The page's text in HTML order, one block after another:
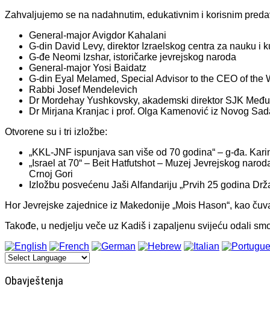
Zahvaljujemo se na nadahnutim, edukativnim i korisnim
General-major Avigdor Kahalani
G-din David Levy, direktor Izraelskog centra za nauku i
G-đe Neomi Izshar, istoričarke jevrejskog naroda
General-major Yosi Baidatz
G-din Eyal Melamed, Special Advisor to the CEO of the
Rabbi Josef Mendelevich
Dr Mordehay Yushkovsky, akademski direktor SJK
Dr Mirjana Kranjac i prof. Olga Kamenović iz Novog
Otvorene su i tri izložbe:
„KKL-JNF ispunjava san više od 70 godina“ – g-đa.
„Israel at 70“ – Beit Hatfutshot – Muzej Jevrejskog
Crnoj Gori
Izložbu posvećenu Jaši Alfandariju „Prvih 25 godina
Hor Jevrejske zajednice iz Makedonije „Mois Hason“, kao
Takođe, u nedjelju veče uz Kadiš i zapaljenu svijeću odali
Obavještenja